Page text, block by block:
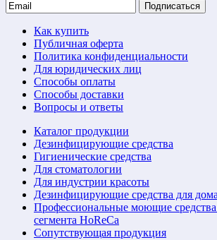
Подписаться
Как купить
Публичная оферта
Политика конфиденциальности
Для юридических лиц
Способы оплаты
Способы доставки
Вопросы и ответы
Каталог продукции
Дезинфицирующие средства
Гигиенические средства
Для стоматологии
Для индустрии красоты
Дезинфицирующие средства для
Профессиональные моющие
сегмента HoReCa
Сопутствующая продукция